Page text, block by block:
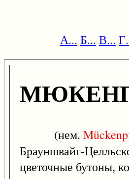
А... Б... В...
(нем.
Брауншвайг-
цветочные бутоны,